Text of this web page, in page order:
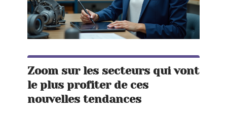
Zoom sur les secteurs qui vont
le plus profiter de ces
nouvelles tendances